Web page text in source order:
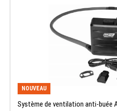
NOUVEAU
Système de ventilation anti-buée